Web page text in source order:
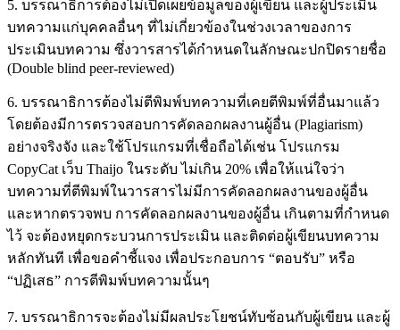
5. บรรณาธิการต้องไม่เปิดเผยข้อมูลของผู้เขียน และผู้ประเมิน
บทความแก่บุคคลอื่นๆ ที่ไม่เกี่ยวข้องในช่วงเวลาของการ
ประเมินบทความ ซึ่งวารสารได้กำหนดในลักษณะปกปิดรายชื่อ
(Double blind peer-reviewed)
6. บรรณาธิการต้องไม่ตีพิมพ์บทความที่เคยตีพิมพ์ที่อื่นมาแล้ว
โดยต้องมีการตรวจสอบการคัดลอกผลงานผู้อื่น (Plagiarism)
อย่างจริงจัง และใช้โปรแกรมที่เชื่อถือได้เช่น โปรแกรม
CopyCat เว็บ Thaijo ในระดับ ไม่เกิน 20% เพื่อให้แน่ใจว่า
บทความที่ตีพิมพ์ในวารสารไม่มีการคัดลอกผลงานของผู้อื่น
และหากตรวจพบ การคัดลอกผลงานของผู้อื่น เกินตามที่กำหนด
ไว้ จะต้องหยุดกระบวนการประเมิน และติดต่อผู้เขียนบทความ
หลักทันที เพื่อขอคำชี้แจง เพื่อประกอบการ “ตอบรับ” หรือ
“ปฏิเสธ” การตีพิมพ์บทความนั้นๆ
7. บรรณาธิการจะต้องไม่มีผลประโยชน์ทับซ้อนกับผู้เขียน และผู้